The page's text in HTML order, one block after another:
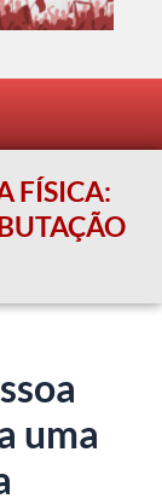
FÍSICA:
uma